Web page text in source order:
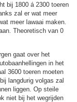
bij 1800 á 2300 toeren
zal er wat meer
meer lawaai maken.
Theoretisch van 0
gaat over het
in het
3600 toeren moeten
langdurig volgas zal
liggen. Op steile
niet bij het wegrijden